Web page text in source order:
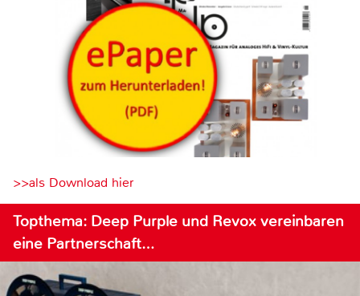
>>als Download hier
Topthema: Deep Purple und Revox vereinbaren
eine Partnerschaft…